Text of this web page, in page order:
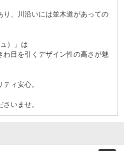
り、川沿いには並木道があっての
）」は
わ目を引くデザイン性の高さが魅
ィ安心。
いませ。